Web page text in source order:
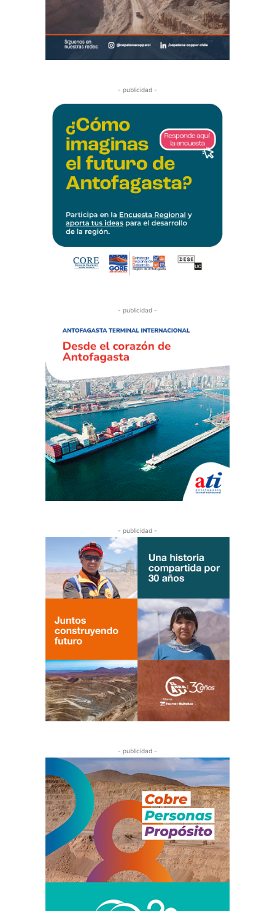
- publicidad -
- publicidad -
- publicidad -
- publicidad -